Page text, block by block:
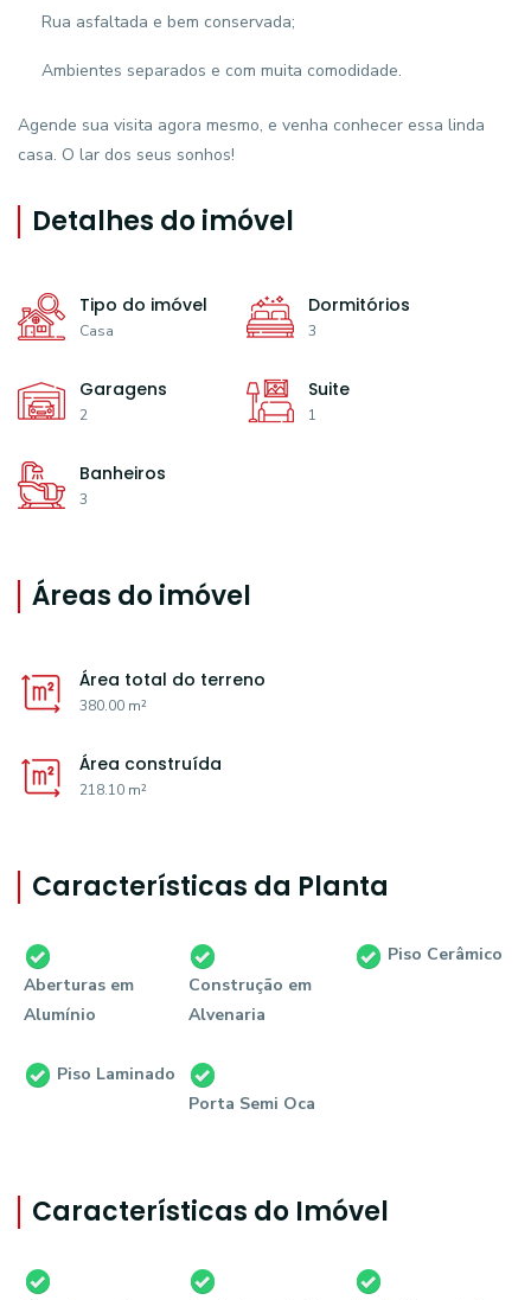
Rua asfaltada e bem conservada;
Ambientes separados e com muita comodidade.
Agende sua visita agora mesmo, e venha conhecer essa linda
casa. O lar dos seus sonhos!
Detalhes do imóvel
Tipo do imóvel
Casa
Dormitórios
3
Garagens
2
Suite
1
Banheiros
3
Áreas do imóvel
Área total do terreno
380.00 m²
Área construída
218.10 m²
Características da Planta
Aberturas em
Alumínio
Construção em
Alvenaria
Piso Cerâmico
Piso Laminado
Porta Semi Oca
Características do Imóvel